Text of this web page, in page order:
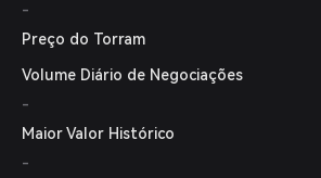
-
Preço do Torram
Volume Diário de Negociações
-
Maior Valor Histórico
-